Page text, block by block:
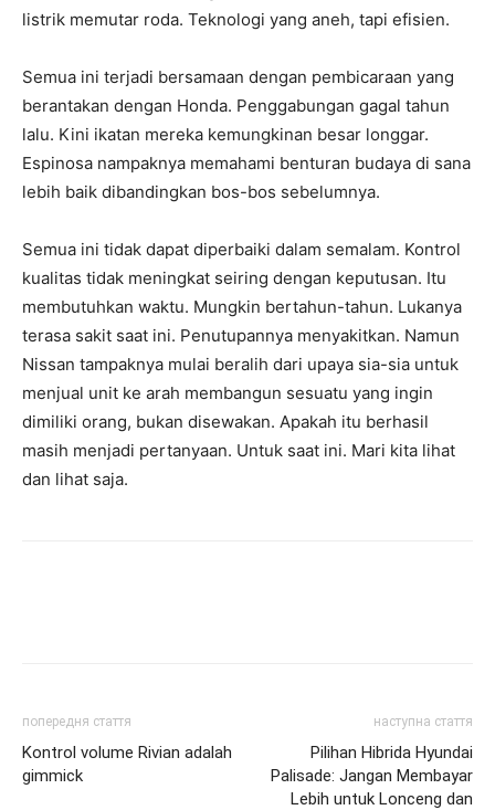
listrik memutar roda. Teknologi yang aneh, tapi efisien.
Semua ini terjadi bersamaan dengan pembicaraan yang
berantakan dengan Honda. Penggabungan gagal tahun
lalu. Kini ikatan mereka kemungkinan besar longgar.
Espinosa nampaknya memahami benturan budaya di sana
lebih baik dibandingkan bos-bos sebelumnya.
Semua ini tidak dapat diperbaiki dalam semalam. Kontrol
kualitas tidak meningkat seiring dengan keputusan. Itu
membutuhkan waktu. Mungkin bertahun-tahun. Lukanya
terasa sakit saat ini. Penutupannya menyakitkan. Namun
Nissan tampaknya mulai beralih dari upaya sia-sia untuk
menjual unit ke arah membangun sesuatu yang ingin
dimiliki orang, bukan disewakan. Apakah itu berhasil
masih menjadi pertanyaan. Untuk saat ini. Mari kita lihat
dan lihat saja.
попередня стаття
Kontrol volume Rivian adalah
gimmick
наступна стаття
Pilihan Hibrida Hyundai
Palisade: Jangan Membayar
Lebih untuk Lonceng dan